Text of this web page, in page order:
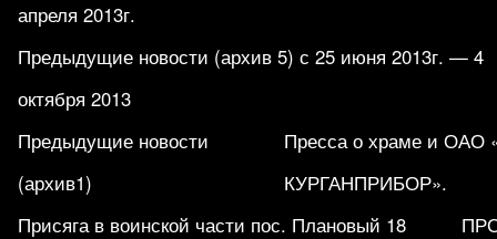
апреля 2013г.
Предыдущие новости (архив 5) с 25 июня 2013г. — 4
октября 2013
Предыдущие новости
(архив1)
Пресса о храме и ОАО
КУРГАНПРИБОР».
Присяга в воинской части пос. Плановый 18